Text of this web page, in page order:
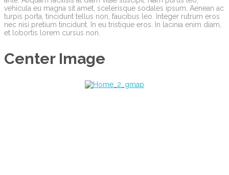
vehicula eu magna sit amet, scelerisque sodales ipsum. Aenean ac
turpis porta, tincidunt tellus non, faucibus leo. Integer rutrum eros
nec nisi pretium tincidunt. In eu tristique eros. In lacinia enim diam,
et lobortis lorem cursus non.
Center Image